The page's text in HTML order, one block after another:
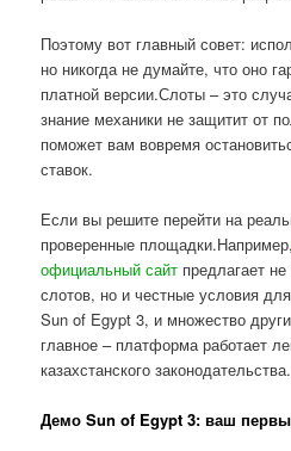
Поэтому вот главный совет:
но никогда не думайте, что оно
платной версии.Слоты – это
знание механики не защитит от
поможет вам вовремя
ставок.
Если вы решите перейти на
проверенные
официальный сайт предлагает
слотов, но и честные условия
Sun of Egypt 3, и множество
главное – платформа работает
казахстанского законодательства.
Демо Sun of Egypt 3: ваш